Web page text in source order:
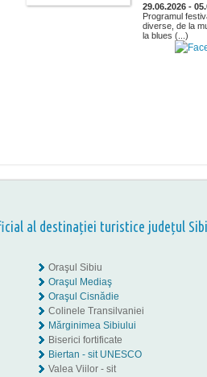
29.06.2026 -
Programul
diverse, de la
la blues (...)
al destinației turistice județul
Oraşul Sibiu
Oraşul Mediaş
Oraşul Cisnădie
Colinele Transilvaniei
Mărginimea Sibiului
Biserici fortificate
Biertan - sit UNESCO
Valea Viilor - sit